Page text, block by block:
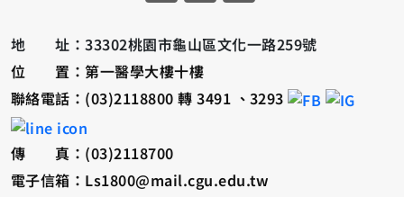
地 址：33302桃園市龜山區文化一路259號
位 置：第一醫學大樓十樓
聯絡電話：(03)2118800 轉 3491 、3293
傳 真：(03)2118700
電子信箱：Ls1800@mail.cgu.edu.tw